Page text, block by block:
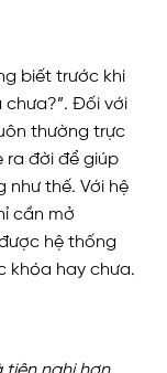
biết trước khi
Đối với
thường trực
ra đời để giúp
như thế. Với hệ
cần mở
hệ thống
khóa hay chưa.